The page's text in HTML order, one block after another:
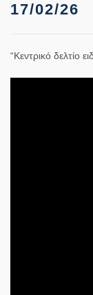
17/02/26
“Κεντρικό δελτίο